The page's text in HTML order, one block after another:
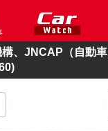
、JNCAP（自動